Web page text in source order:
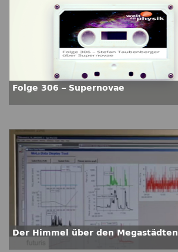
Folge 306 – Supernovae
Der Himmel über den Megastädten